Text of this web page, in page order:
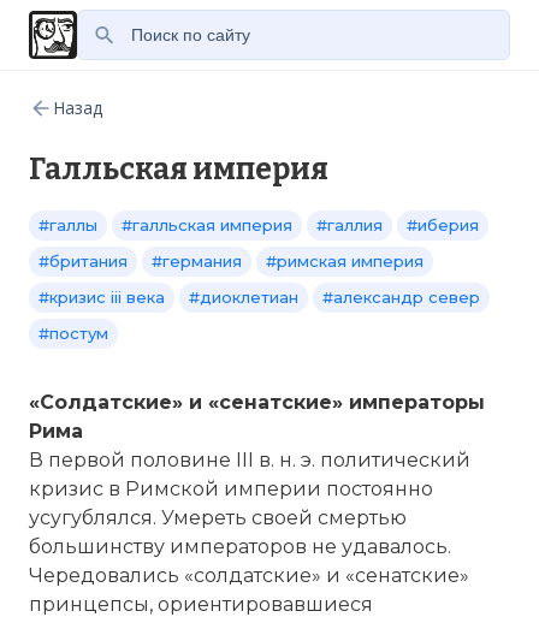
Назад
Галльская империя
#галлы #галльская империя #галлия
#иберия
#британия
#германия
#римская империя
#кризис iii века
#диоклетиан
#александр север
#постум
«Солдатские» и «сенатские» императоры
Рима
В первой половине III в. н. э. политический
кризис в Римской империи постоянно
усугублялся. Умереть своей смертью
большинству императоров не удавалось.
Чередовались «солдатские» и «сенатские»
принцепсы, ориентировавшиеся